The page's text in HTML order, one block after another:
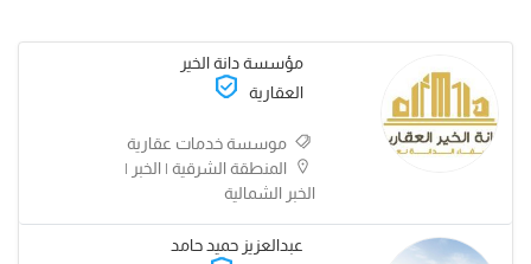
مؤسسة دانة الخير
العقارية
موسسة خدمات عقارية
المنطقة الشرقية | الخبر |
الخبر الشمالية
عبدالعزيز حميد حامد